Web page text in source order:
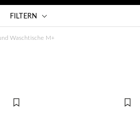
FILTERN
Waschtische M+